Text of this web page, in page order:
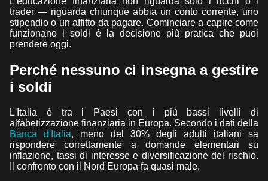
trader — riguarda chiunque abbia un conto corrente, uno
stipendio o un affitto da pagare. Cominciare a capire come
funzionano i soldi è la decisione più pratica che puoi
prendere oggi.
Perché nessuno ci insegna a gestire
i soldi
L'Italia è tra i Paesi con i più bassi livelli di
alfabetizzazione finanziaria in Europa. Secondo i dati della
Banca d'Italia, meno del 30% degli adulti italiani sa
rispondere correttamente a domande elementari su
inflazione, tassi di interesse e diversificazione del rischio.
Il confronto con il Nord Europa fa quasi male.